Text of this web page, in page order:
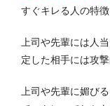
すぐキレる人の特徴
上司や先輩には人
定した相手には攻
上司や先輩に媚び